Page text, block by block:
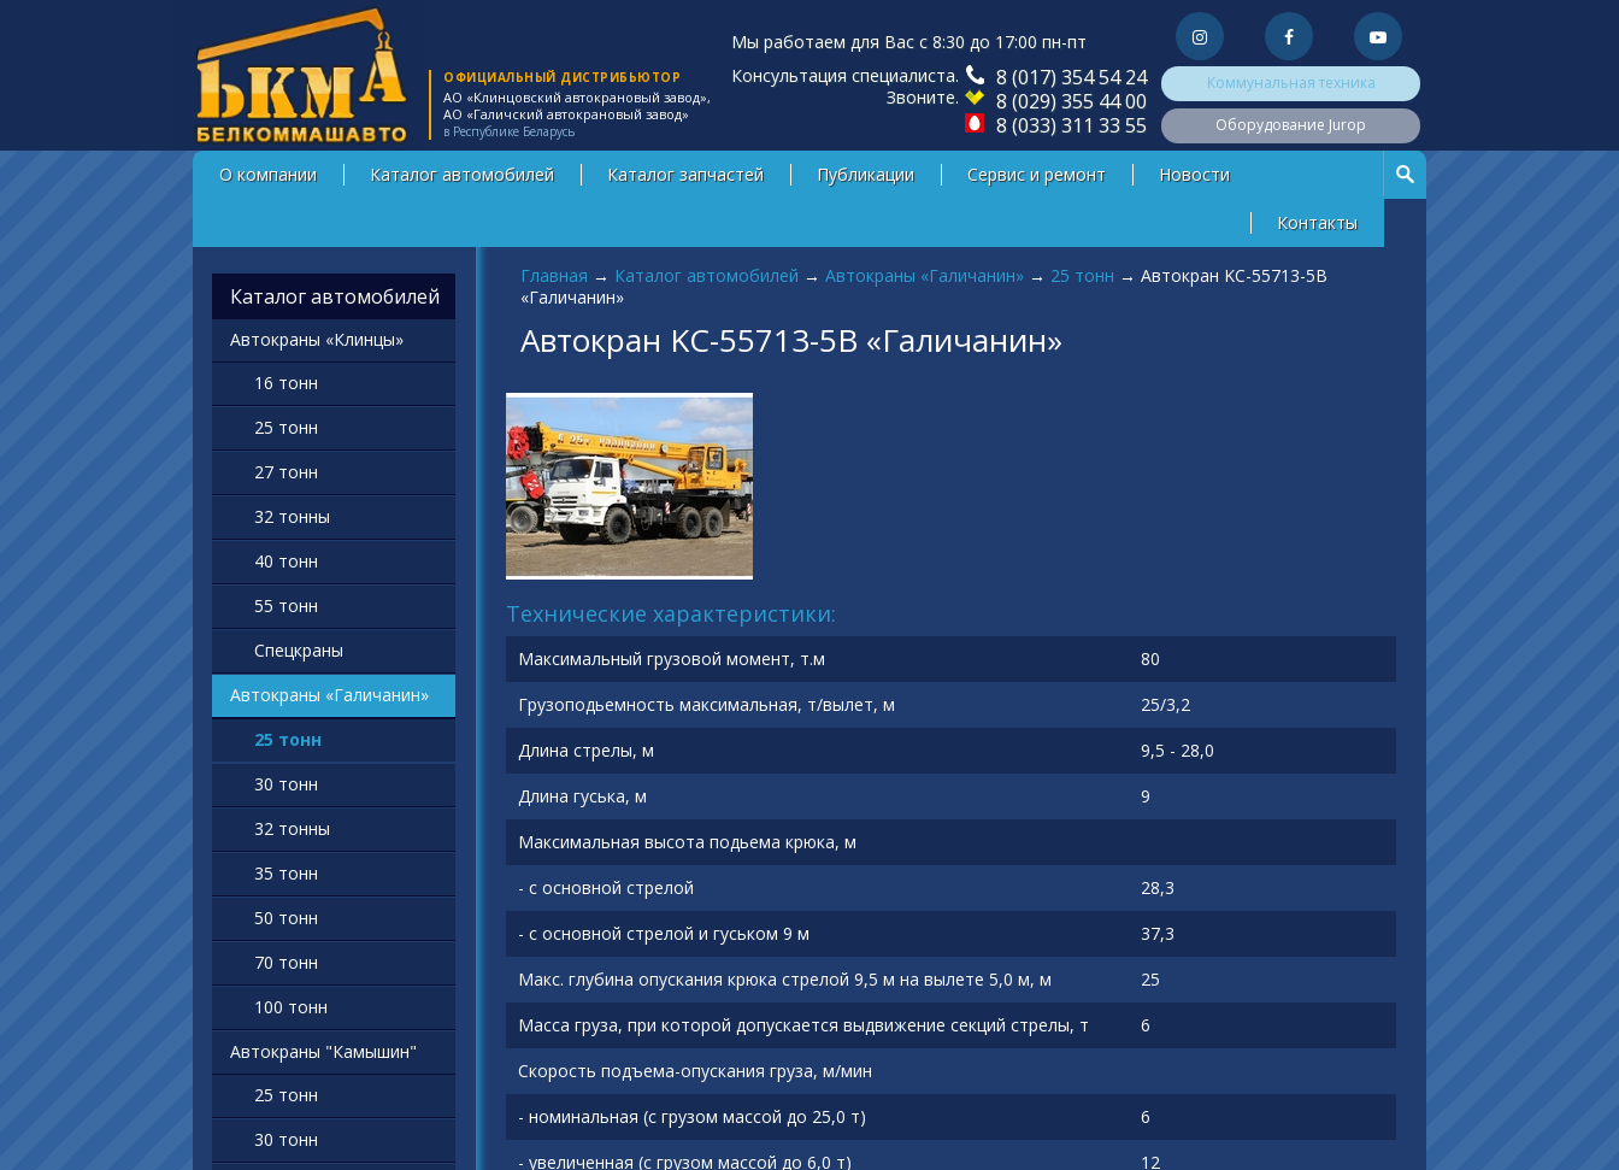
ОФИЦИАЛЬНЫЙ ДИСТРИБЬЮТОР
АО «Клинцовский автокрановый завод»,
АО «Галичский автокрановый завод»
в Республике Беларусь
Мы работаем для Вас с 8:30 до 17:00 пн-пт
Консультация специалиста.
Звоните.
8 (017) 354 54 24
8 (029) 355 44 00
8 (033) 311 33 55
Коммунальная техника
Оборудование Jurop
О компании Каталог автомобилей Каталог запчастей Публикации Сервис и ремонт Новости
Контакты
Главная → Каталог автомобилей → Автокраны «Галичанин» → 25 тонн → Автокран KC-55713-5В
«Галичанин»
Автокран KC-55713-5В «Галичанин»
Технические характеристики:
Максимальный грузовой момент, т.м
80
Грузоподьемность максимальная, т/вылет, м
25/3,2
Длина стрелы, м
9,5 - 28,0
Длина гуська, м
9
Максимальная высота подьема крюка, м
- с основной стрелой
28,3
- с основной стрелой и гуськом 9 м
37,3
Макс. глубина опускания крюка стрелой 9,5 м на вылете 5,0 м, м
25
Масса груза, при которой допускается выдвижение секций стрелы, т
6
Скорость подъема-опускания груза, м/мин
- номинальная (с грузом массой до 25,0 т)
6
- увеличенная (с грузом массой до 6,0 т)
12
Каталог автомобилей
Автокраны «Клинцы»
16 тонн
25 тонн
27 тонн
32 тонны
40 тонн
55 тонн
Спецкраны
Автокраны «Галичанин»
25 тонн
30 тонн
32 тонны
35 тонн
50 тонн
70 тонн
100 тонн
Автокраны "Камышин"
25 тонн
30 тонн